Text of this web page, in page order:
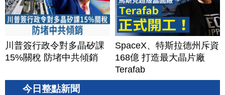
川普簽行政令對多晶矽課
15%關稅 防堵中共傾銷
SpaceX、特斯拉德州斥資
168億 打造最大晶片廠
Terafab
今日整點新聞